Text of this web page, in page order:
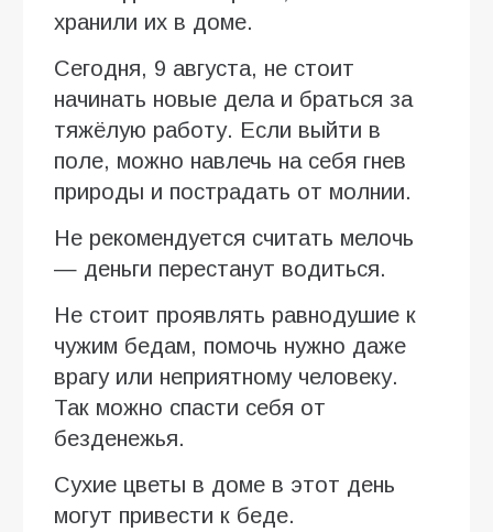
хранили их в доме.
Сегодня, 9 августа, не стоит
начинать новые дела и браться за
тяжёлую работу. Если выйти в
поле, можно навлечь на себя гнев
природы и пострадать от молнии.
Не рекомендуется считать мелочь
— деньги перестанут водиться.
Не стоит проявлять равнодушие к
чужим бедам, помочь нужно даже
врагу или неприятному человеку.
Так можно спасти себя от
безденежья.
Сухие цветы в доме в этот день
могут привести к беде.